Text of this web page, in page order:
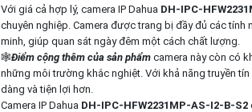
Với giá cả hợp lý, camera IP Dahua DH-IPC-
chuyên nghiệp. Camera được trang bị đầy đủ các tính
minh, giúp quan sát ngày đêm một cách chất lượng.
🕸️Điểm cộng thêm của sản phẩm camera này còn có
những môi trường khắc nghiệt. Với khả năng truyền
dàng và tiện lợi hơn.
Camera IP Dahua DH-IPC-HFW2231MP-AS-I2-B-S2